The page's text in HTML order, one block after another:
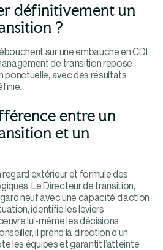
définitivement un
?
sur une embauche en CDI.
de transition repose
ponctuelle, avec des résultats
entre un
et un
extérieur et formule des
Le Directeur de transition,
neuf avec une capacité d’action
identifie les leviers
lui-même les décisions
il prend la direction d’un
les équipes et garantit l’atteinte